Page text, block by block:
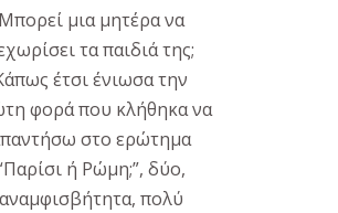
Mπορεί μια μητέρα να
τα παιδιά της;
έτσι ένιωσα την
φορά που κλήθηκα να
στο ερώτημα
ή Ρώμη;”, δύο,
αναμφισβήτητα, πολύ